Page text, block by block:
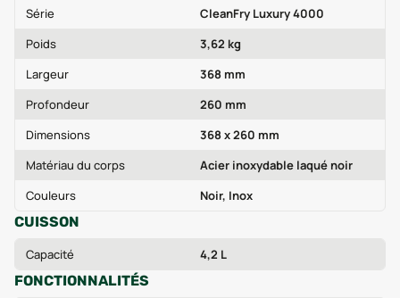
Série
CleanFry Luxury 4000
Poids
3,62 kg
Largeur
368 mm
Profondeur
260 mm
Dimensions
368 x 260 mm
Matériau du corps
Acier inoxydable laqué noir
Couleurs
Noir, Inox
CUISSON
Capacité 4,2 L
FONCTIONNALITÉS